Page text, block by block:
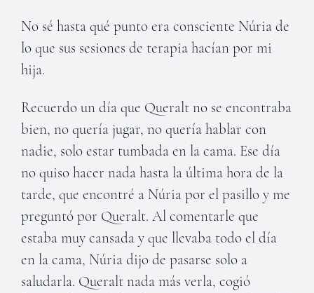
No sé hasta qué punto era consciente Núria de
lo que sus sesiones de terapia hacían por mi
hija.
Recuerdo un día que Queralt no se encontraba
bien, no quería jugar, no quería hablar con
nadie, solo estar tumbada en la cama. Ese día
no quiso hacer nada hasta la última hora de la
tarde, que encontré a Núria por el pasillo y me
preguntó por Queralt. Al comentarle que
estaba muy cansada y que llevaba todo el día
en la cama, Núria dijo de pasarse solo a
saludarla. Queralt nada más verla, cogió